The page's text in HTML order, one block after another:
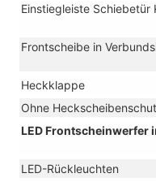
Einstiegleiste
Frontscheibe in
Heckklappe
Ohne
LED Frontscheinwerfer
LED-Rückleuchten